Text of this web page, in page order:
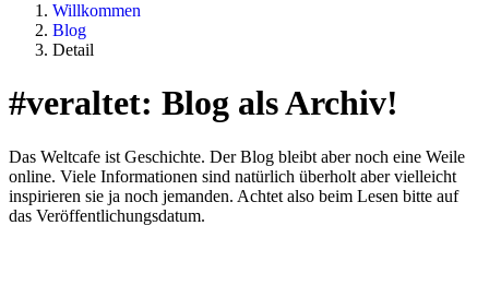
Willkommen
Blog
Detail
#veraltet: Blog als Archiv!
Das Weltcafe ist Geschichte. Der Blog bleibt aber noch eine Weile
online. Viele Informationen sind natürlich überholt aber vielleicht
inspirieren sie ja noch jemanden. Achtet also beim Lesen bitte auf
das Veröffentlichungsdatum.